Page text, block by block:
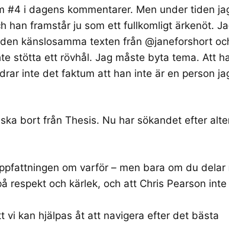
#4 i dagens kommentarer. Men under tiden
han framstår ju som ett fullkomligt ärkenöt.
känslosamma texten från @janeforshort
stötta ett rövhål. Jag måste byta tema. Att
inte det faktum att han inte är en person
bort från Thesis. Nu har sökandet efter
om varför – men bara om du delar
respekt och kärlek, och att Chris Pearson
vi kan hjälpas åt att navigera efter det bästa